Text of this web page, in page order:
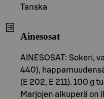
Tanska
Ainesosat
AINESOSAT: Sokeri,
440),
(E 202, E 211). 100 g
Marjojen alkuperä on